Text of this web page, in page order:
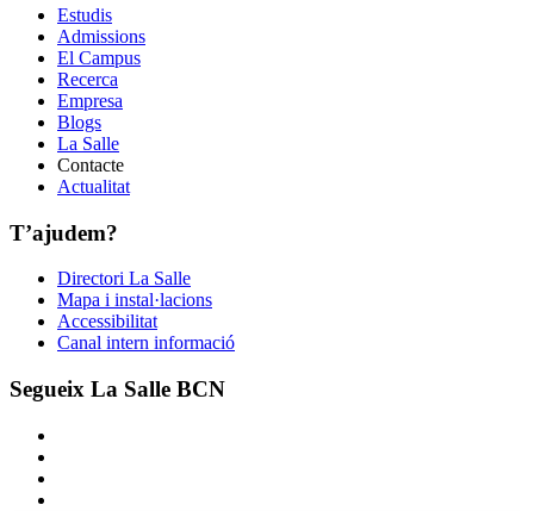
Estudis
Admissions
El Campus
Recerca
Empresa
Blogs
La Salle
Contacte
Actualitat
T’ajudem?
Directori La Salle
Mapa i instal·lacions
Accessibilitat
Canal intern informació
Segueix La Salle BCN